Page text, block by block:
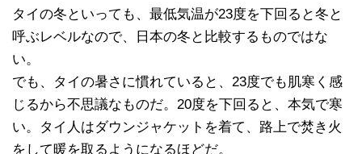
タイの冬といっても、最低気温が23度を下回ると冬と
呼ぶレベルなので、日本の冬と比較するものではな
い。
でも、タイの暑さに慣れていると、23度でも肌寒く感
じるから不思議なものだ。20度を下回ると、本気で寒
い。タイ人はダウンジャケットを着て、路上で焚き火
をして暖を取るようになるほどだ。